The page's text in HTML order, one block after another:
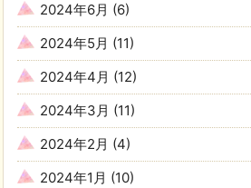
2024年6月 (6)
2024年5月 (11)
2024年4月 (12)
2024年3月 (11)
2024年2月 (4)
2024年1月 (10)